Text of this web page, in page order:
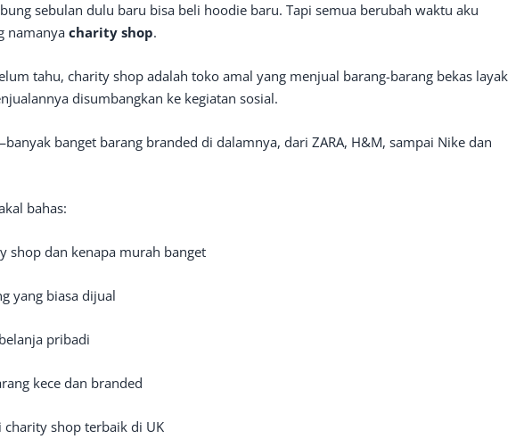
sebulan dulu baru bisa beli hoodie baru. Tapi semua berubah waktu aku
namanya charity shop.
tahu, charity shop adalah toko amal yang menjual barang-barang bekas layak
disumbangkan ke kegiatan sosial.
banget barang branded di dalamnya, dari ZARA, H&M, sampai Nike dan
bahas:
shop dan kenapa murah banget
yang biasa dijual
pribadi
kece dan branded
charity shop terbaik di UK